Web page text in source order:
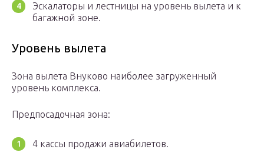
Эскалаторы и лестницы на уровень вылета и к
багажной зоне.
Уровень вылета
Зона вылета Внуково наиболее загруженный
уровень комплекса.
Предпосадочная зона:
4 кассы продажи авиабилетов.